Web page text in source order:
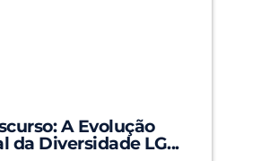
A Evolução
da Diversidade LG...